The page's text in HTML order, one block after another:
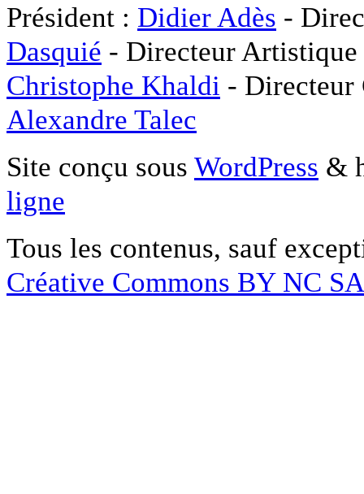
Président : Didier Adès -
Dasquié - Directeur
Christophe Khaldi -
Alexandre Talec
Site conçu sous WordPress &
ligne
Tous les contenus, sauf
Créative Commons BY NC SA